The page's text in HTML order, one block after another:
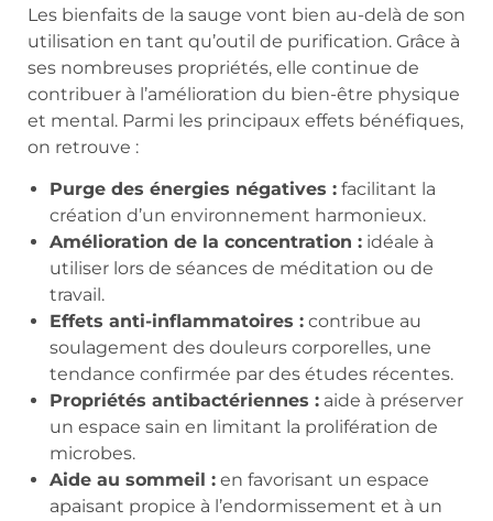
Les bienfaits de la sauge vont bien au-delà de son
utilisation en tant qu’outil de purification. Grâce à
ses nombreuses propriétés, elle continue de
contribuer à l’amélioration du bien-être physique
et mental. Parmi les principaux effets bénéfiques,
on retrouve :
Purge des énergies négatives : facilitant la
création d’un environnement harmonieux.
Amélioration de la concentration : idéale à
utiliser lors de séances de méditation ou de
travail.
Effets anti-inflammatoires : contribue au
soulagement des douleurs corporelles, une
tendance confirmée par des études récentes.
Propriétés antibactériennes : aide à préserver
un espace sain en limitant la prolifération de
microbes.
Aide au sommeil : en favorisant un espace
apaisant propice à l’endormissement et à un